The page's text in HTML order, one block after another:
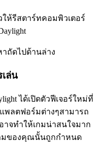
ให้รีสตาร์ทคอมพิวเตอร์
ถัดไปด้านล่าง
ล่น
ได้เปิดตัวฟีเจอร์ใหม่ที่
พลตฟอร์มต่างๆสามารถ
าจทำให้เกมน่าสนใจมาก
มของคุณนั้นถูกกำหนด